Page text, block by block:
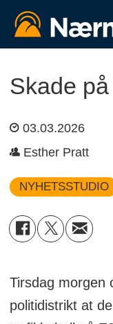
Skade
03.03.2026
Esther Pratt
NYHETSSTUDIO
Tirsdag morgen
politidistrikt at